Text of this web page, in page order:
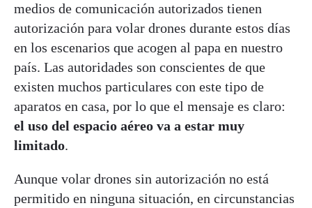
medios de comunicación autorizados tienen
autorización para volar drones durante estos días
en los escenarios que acogen al papa en nuestro
país. Las autoridades son conscientes de que
existen muchos particulares con este tipo de
aparatos en casa, por lo que el mensaje es claro:
el uso del espacio aéreo va a estar muy
limitado.
Aunque volar drones sin autorización no está
permitido en ninguna situación, en circunstancias